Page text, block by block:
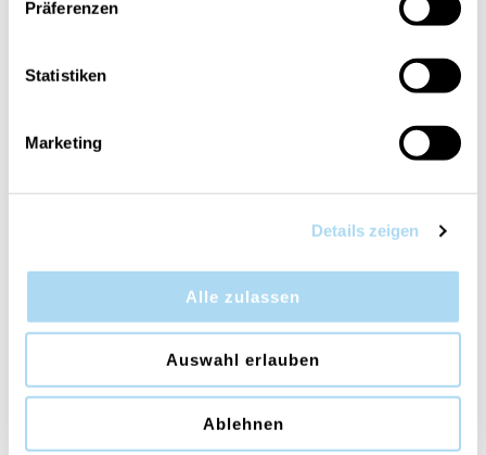
Präferenzen
Statistiken
Marketing
Details zeigen
Alle zulassen
Auswahl erlauben
Ablehnen
Pattern Electric
CHF 12.90
Clean Cotton Electric
Refills Set of 2
CHF 14.90
Vanilla Lime Electric